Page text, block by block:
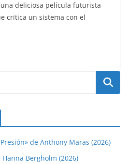
deliciosa película futurista
critica un sistema con el
de Anthony Maras (2026)
Bergholm (2026)